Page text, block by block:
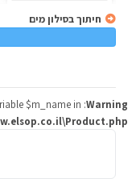
חיתוך בסילון מים
Warning
: Undefined variable $m_name in